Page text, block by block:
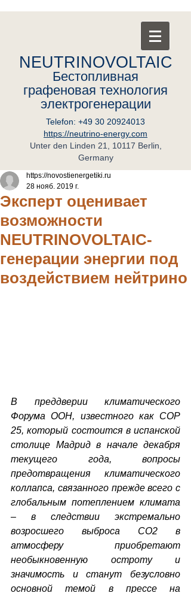
NEUTRINOVOLTAIC
Бестопливная
графеновая технология
электрогенерации
Telefon: +49 30 20924013
https://neutrino-energy.com
Unter den Linden 21, 10117 Berlin,
Germany
Эксперт оценивает
возможности
NEUTRINOVOLTAIC-
генерации энергии под
воздействием нейтрино
https://novostienergetiki.ru
28 нояб. 2019 г.
В преддверии климатического
Форума ООН, известного как СОР
25, который состоится в испанской
столице Мадрид в начале декабря
текущего года, вопросы
предотвращения климатического
коллапса, связанного прежде всего c
глобальным потеплением климата
– в следствии экстремально
возросшего выброса СО2 в
атмосферу приобретают
необыкновенную остроту и
значимость и станут безусловно
основной темой в прессе на